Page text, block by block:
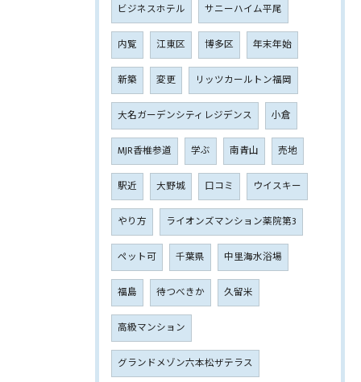
ビジネスホテル サニーハイム平尾
内覧 江東区 博多区 年末年始
新築 変更 リッツカールトン福岡
大名ガーデンシティレジデンス 小倉
MJR香椎参道 学ぶ 南青山 売地
駅近 大野城 口コミ ウイスキー
やり方 ライオンズマンション薬院第3
ペット可 千葉県 中里海水浴場
福島 待つべきか 久留米
高級マンション
グランドメゾン六本松ザテラス